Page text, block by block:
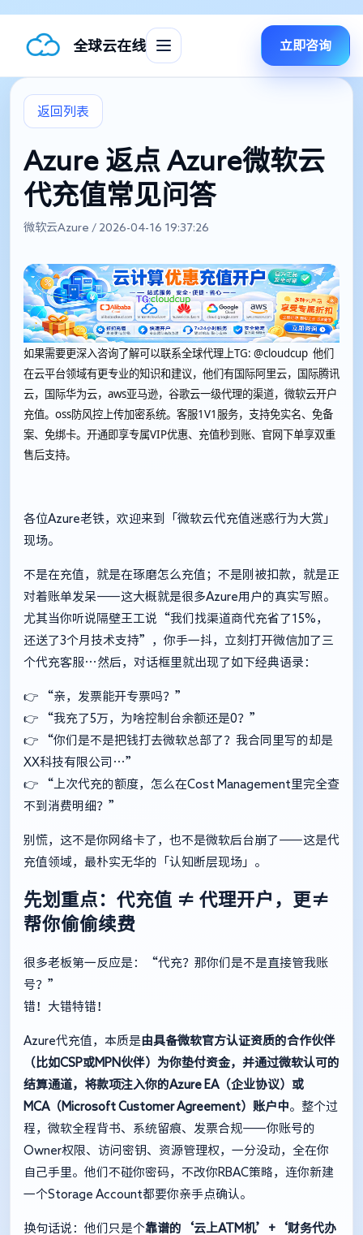
全球云在线 立即咨询
返回列表
Azure 返点 Azure微软云
代充值常见问答
微软云Azure / 2026-04-16 19:37:26
如果需要更深入咨询了解可以联系全球代理上TG: @cloudcup 他们
在云平台领域有更专业的知识和建议，他们有国际阿里云，国际腾讯
云，国际华为云，aws亚马逊，谷歌云一级代理的渠道，微软云开户
充值。oss防风控上传加密系统。客服1V1服务，支持免实名、免备
案、免绑卡。开通即享专属VIP优惠、充值秒到账、官网下单享双重
售后支持。
各位Azure老铁，欢迎来到「微软云代充值迷惑行为大赏」
现场。
不是在充值，就是在琢磨怎么充值；不是刚被扣款，就是正
对着账单发呆——这大概就是很多Azure用户的真实写照。
尤其当你听说隔壁王工说“我们找渠道商代充省了15%，
还送了3个月技术支持”，你手一抖，立刻打开微信加了三
个代充客服…然后，对话框里就出现了如下经典语录：
👉 “亲，发票能开专票吗？”
👉 “我充了5万，为啥控制台余额还是0？”
👉 “你们是不是把钱打去微软总部了？我合同里写的却是
XX科技有限公司…”
👉 “上次代充的额度，怎么在Cost Management里完全查
不到消费明细？”
别慌，这不是你网络卡了，也不是微软后台崩了——这是代
充值领域，最朴实无华的「认知断层现场」。
先划重点：代充值 ≠ 代理开户，更≠
帮你偷偷续费
很多老板第一反应是：“代充？那你们是不是直接管我账
号？”
错！大错特错！
Azure代充值，本质是 由具备微软官方认证资质的合作伙伴
（比如CSP或MPN伙伴）为你垫付资金，并通过微软认可的
结算通道，将款项注入你的Azure EA（企业协议）或
MCA（Microsoft Customer Agreement）账户中。整个过
程，微软全程背书、系统留痕、发票合规——你账号的
Owner权限、访问密钥、资源管理权，一分没动，全在你
自己手里。他们不碰你密码，不改你RBAC策略，连你新建
一个Storage Account都要你亲手点确认。
换句话说：他们只是个靠谱的‘云上ATM机’+‘财务代办